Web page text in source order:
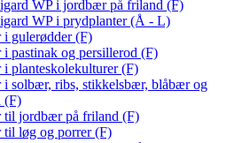
WP i jordbær på friland (F)
WP i prydplanter (Å - L)
i gulerødder (F)
i pastinak og persillerod (F)
i planteskolekulturer (F)
i solbær, ribs, stikkelsbær, blåbær og
(F)
til jordbær på friland (F)
til løg og porrer (F)